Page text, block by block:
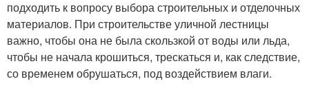
подходить к вопросу выбора строительных и отделочных
материалов. При строительстве уличной лестницы
важно, чтобы она не была скользкой от воды или льда,
чтобы не начала крошиться, трескаться и, как следствие,
со временем обрушаться, под воздействием влаги.